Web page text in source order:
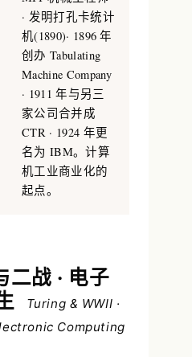
· 发明打孔卡统计
机(1890)· 1896 年
创办 Tabulating
Machine Company
· 1911 年与另三
家公司合并成
CTR · 1924 年更
名为 IBM。计算
机工业商业化的
起点。
二战 · 电子
Turing & WWII ·
Computing